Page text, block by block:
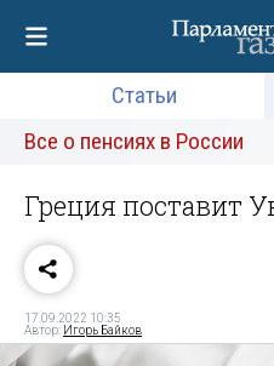
Статьи
Все о пенсиях в России
Греция поставит
17.09.2022 10:35
Автор: Игорь Байков